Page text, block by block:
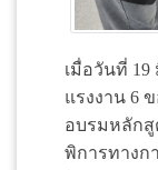
เมื่อวันที่
แรงงาน 6
อบรมหลัก
พิการทางก